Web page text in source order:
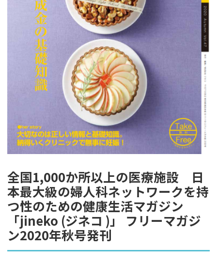
全国1,000か所以上の医療施設 日
本最大級の婦人科ネットワークを持
つ性のための健康生活マガジン
「jineko (ジネコ )」 フリーマガジ
ン2020年秋号発刊